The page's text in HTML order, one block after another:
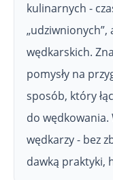
kulinarnych -
„udziwnionych”,
wędkarskich.
pomysły na
sposób, który
do wędkowania.
wędkarzy - bez
dawką praktyki,